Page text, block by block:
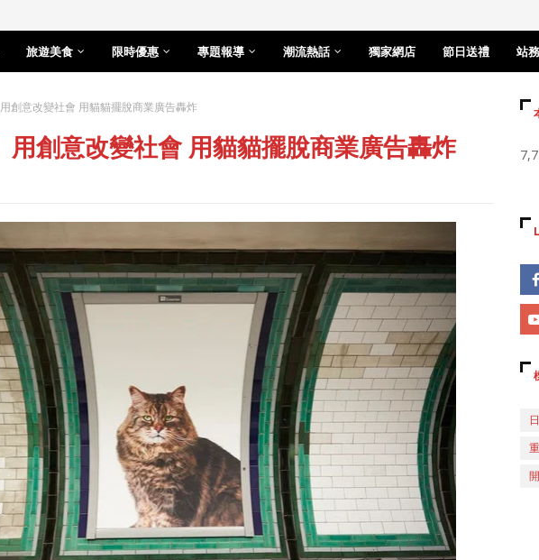
旅遊美食 限時優惠 專題報導 潮流熱話 獨家網店 節日送禮 站
用創意改變社會 用貓貓擺脫商業廣告轟炸
用創意改變社會 用貓貓擺脫商業廣告轟炸